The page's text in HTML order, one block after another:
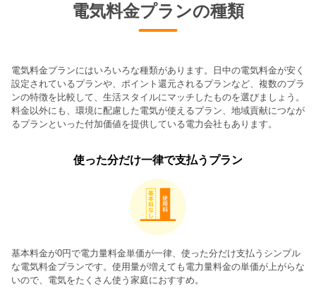
電気料金プランの種類
電気料金プランにはいろいろな種類があります。日中の電気料金が安く
設定されているプランや、ポイント還元されるプランなど、複数のプラ
ンの特徴を比較して、生活スタイルにマッチしたものを選びましょう。
料金以外にも、環境に配慮した電気が使えるプラン、地域貢献につなが
るプランといった付加価値を提供している電力会社もあります。
使った分だけ一律で支払うプラン
基本料金が0円で電力量料金単価が一律、使った分だけ支払うシンプル
な電気料金プランです。使用量が増えても電力量料金の単価が上がらな
いので、電気をたくさん使う家庭におすすめ。